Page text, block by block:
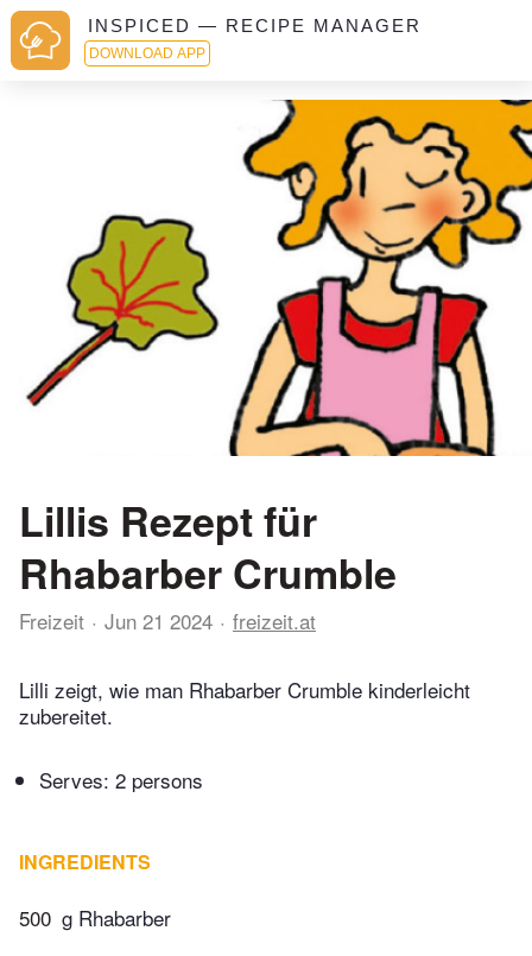
INSPICED — RECIPE MANAGER
DOWNLOAD APP
Lillis Rezept für
Rhabarber Crumble
Freizeit Jun 21 2024 freizeit.at
Lilli zeigt, wie man Rhabarber Crumble kinderleicht
zubereitet.
Serves: 2 persons
INGREDIENTS
500 g Rhabarber